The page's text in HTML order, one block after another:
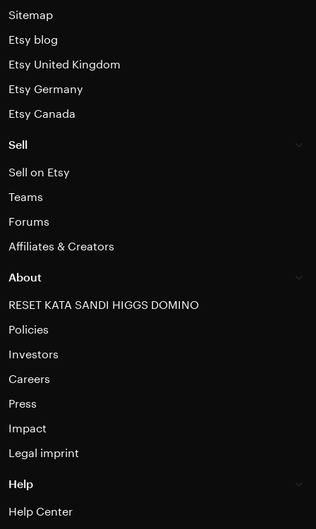
Sitemap
Etsy blog
Etsy United Kingdom
Etsy Germany
Etsy Canada
Sell
Sell on Etsy
Teams
Forums
Affiliates & Creators
About
RESET KATA SANDI HIGGS DOMINO
Policies
Investors
Careers
Press
Impact
Legal imprint
Help
Help Center